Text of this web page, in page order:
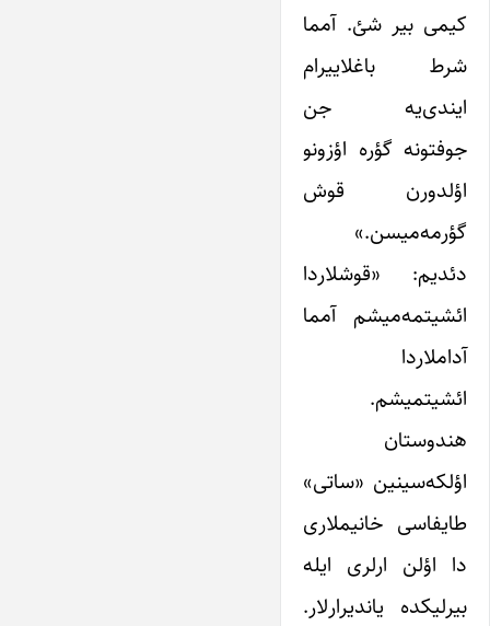
کیمی بیر شئ. آمما
شرط باغلاییرام
ایندی‌یه جن
جوفتونه گؤره اؤزونو
اؤلدورن قوش
گؤرمه‌میسن.»
دئدیم: «قوشلاردا
ائشیتمه‌میشم آمما
آداملاردا
ائشیتمیشم.
هندوستان
اؤلکه‌سینین «ساتی»
طایفاسی خانیملاری
دا اؤلن ارلری ایله
بیرلیکده یاندیرارلار.